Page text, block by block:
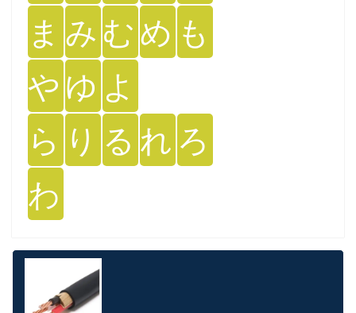
ま み むめ も
や ゆ よ
ら り る れ ろ
わ